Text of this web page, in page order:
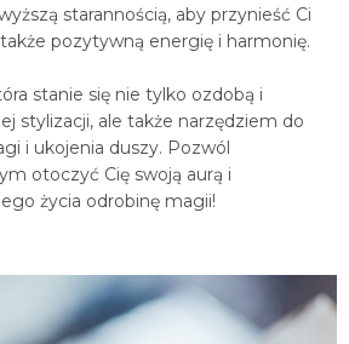
starannością, aby przynieść Ci
pozytywną energię i harmonię.
stanie się nie tylko ozdobą i
stylizacji, ale także narzędziem do
i ukojenia duszy. Pozwól
otoczyć Cię swoją aurą i
życia odrobinę magii!